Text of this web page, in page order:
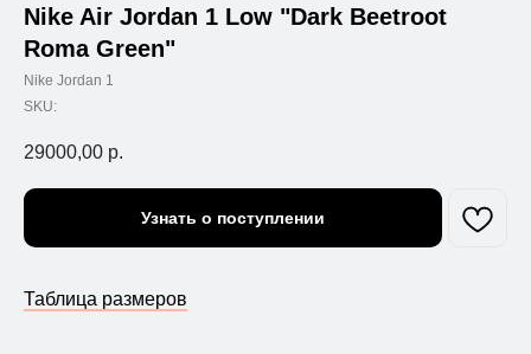
Nike Air Jordan 1 Low "Dark Beetroot
Roma Green"
Nike Jordan 1
SKU:
29000,00 р.
Узнать о поступлении
Таблица размеров